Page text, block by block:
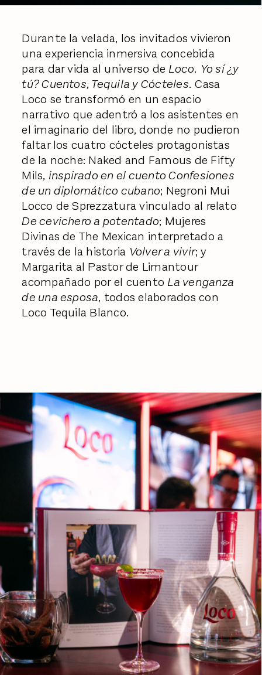
Durante la velada, los invitados vivieron
una experiencia inmersiva concebida
para dar vida al universo de Loco. Yo sí ¿y
tú? Cuentos, Tequila y Cócteles. Casa
Loco se transformó en un espacio
narrativo que adentró a los asistentes en
el imaginario del libro, donde no pudieron
faltar los cuatro cócteles protagonistas
de la noche: Naked and Famous de Fifty
Mils, inspirado en el cuento Confesiones
de un diplomático cubano; Negroni Mui
Locco de Sprezzatura vinculado al relato
De cevichero a potentado; Mujeres
Divinas de The Mexican interpretado a
través de la historia Volver a vivir; y
Margarita al Pastor de Limantour
acompañado por el cuento La venganza
de una esposa, todos elaborados con
Loco Tequila Blanco.